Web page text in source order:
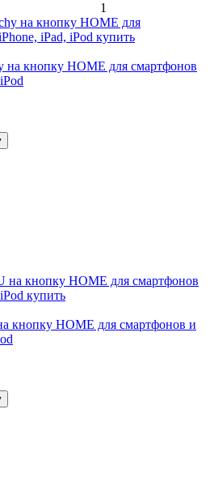
1
кнопку HOME для смартфонов
кнопку HOME для смартфонов и